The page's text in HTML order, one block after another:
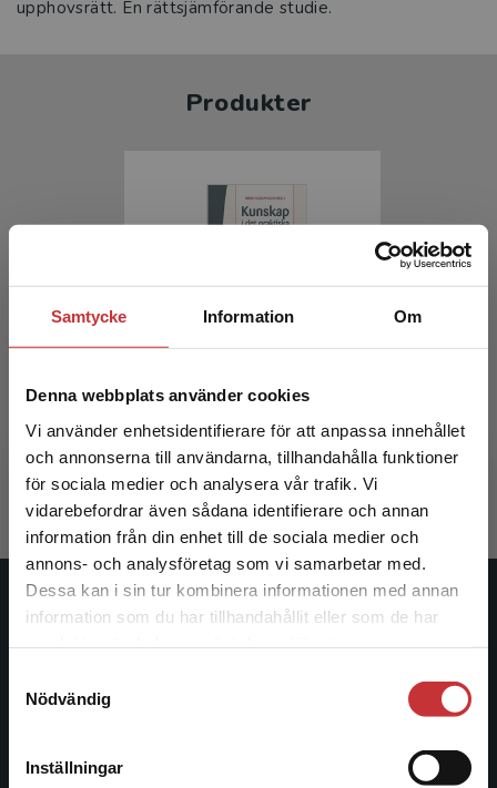
Samtycke Information Om
Denna webbplats använder cookies
Vi använder enhetsidentifierare för att anpassa innehållet
och annonserna till användarna, tillhandahålla funktioner
för sociala medier och analysera vår trafik. Vi
vidarebefordrar även sådana identifierare och annan
information från din enhet till de sociala medier och
annons- och analysföretag som vi samarbetar med.
Dessa kan i sin tur kombinera informationen med annan
information som du har tillhandahållit eller som de har
Nödvändig
Inställningar
Begränsad fraktregion
Det verkar som att du besöker
studentlitteratur.se via en enhet utanför Sverige.
Vi erbjuder inte leveranser utanför Sverige. För
att kunna slutföra ett köp måste
upphovsrätt. En rättsjämförande studie.
Produkter
Gustavsson, Bernt (red.)
341 krinkl. moms
Exkl. moms: 322 kr
Studentlitteratur
ledande utbildningsförlag. Med läromedel, kurslitteratur,
informationstjänster i utbudet, finns Studentlitteratur med
längs hela kunskapsresan.